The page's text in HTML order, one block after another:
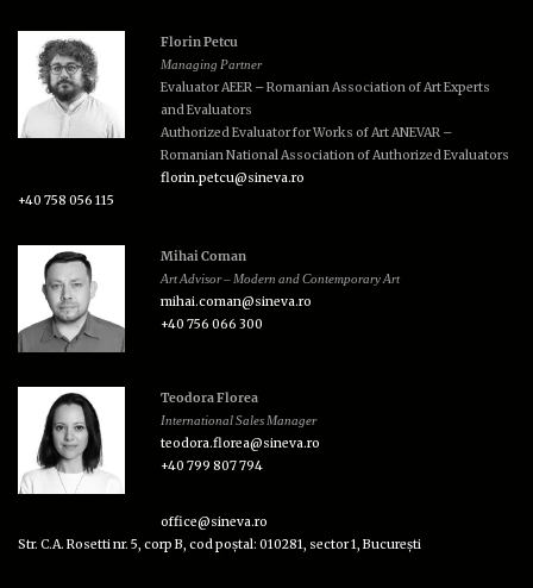
Florin Petcu
Managing Partner
Evaluator AEER – Romanian Association of Art Experts
and Evaluators
Authorized Evaluator for Works of Art ANEVAR –
Romanian National Association of Authorized Evaluators
florin.petcu@sineva.ro
+40 758 056 115
Mihai Coman
Art Advisor – Modern and Contemporary Art
mihai.coman@sineva.ro
+40 756 066 300
Teodora Florea
International Sales Manager
teodora.florea@sineva.ro
+40 799 807 794
office@sineva.ro
Str. C.A. Rosetti nr. 5, corp B, cod poștal: 010281, sector 1, București